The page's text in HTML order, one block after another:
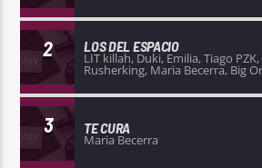
2 LOS DEL ESPACIO
LIT killah, Duki, Emilia, Tiago
Rusherking, Maria Becerra, Big
3 TE CURA
Maria Becerra